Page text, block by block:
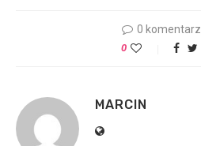
0 komentarz
0
MARCIN